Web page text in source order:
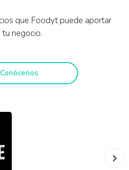
que Foodyt puede aportar
tu negocio.
Conócenos